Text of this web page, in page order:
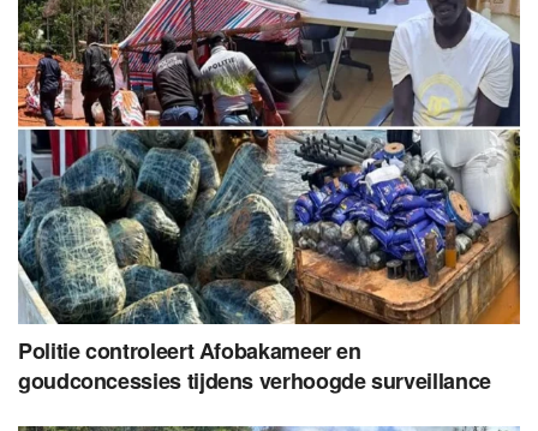
Politie controleert Afobakameer en
goudconcessies tijdens verhoogde surveillance